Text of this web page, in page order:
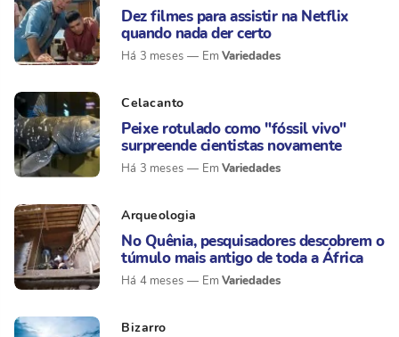
Dez filmes para assistir na Netflix
quando nada der certo
Há 3 meses Variedades
Celacanto
Peixe rotulado como "fóssil vivo"
surpreende cientistas novamente
Há 3 meses Variedades
Arqueologia
No Quênia, pesquisadores descobrem o
túmulo mais antigo de toda a África
Há 4 meses Variedades
Bizarro